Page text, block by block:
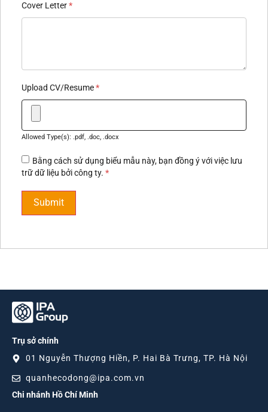
Cover Letter*
Upload CV/Resume*
Allowed Type(s): .pdf, .doc, .docx
Bằng cách sử dụng biểu mẫu này, bạn đồng ý với việc lưu
trữ dữ liệu bởi công ty. *
Trụ sở chính
01 Nguyễn Thượng Hiền, P. Hai Bà Trưng, TP. Hà Nội
quanhecodong@ipa.com.vn
Chi nhánh Hồ Chí Minh